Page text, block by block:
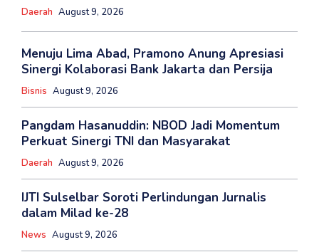
Daerah August 9, 2026
Menuju Lima Abad, Pramono Anung Apresiasi
Sinergi Kolaborasi Bank Jakarta dan Persija
Bisnis August 9, 2026
Pangdam Hasanuddin: NBOD Jadi Momentum
Perkuat Sinergi TNI dan Masyarakat
Daerah August 9, 2026
IJTI Sulselbar Soroti Perlindungan Jurnalis
dalam Milad ke-28
News August 9, 2026